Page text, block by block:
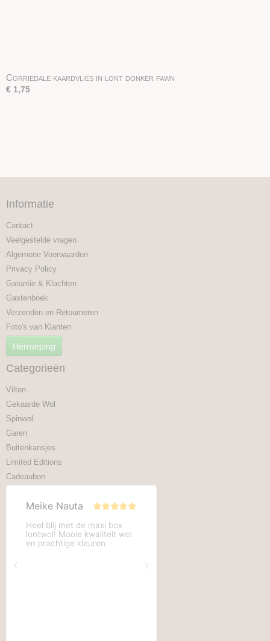
Corriedale kaardvlies in lont donker fawn
€ 1,75
Informatie
Contact
Veelgestelde vragen
Algemene Voorwaarden
Privacy Policy
Garantie & Klachten
Gastenboek
Verzenden en Retourneren
Foto's van Klanten
Herroeping
Categorieën
Vilten
Gekaarde Wol
Spinwol
Garen
Buitenkansjes
Limited Editions
Cadeaubon